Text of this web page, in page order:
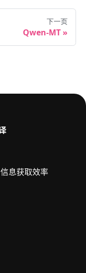
下一页
Qwen-MT
息获取效率